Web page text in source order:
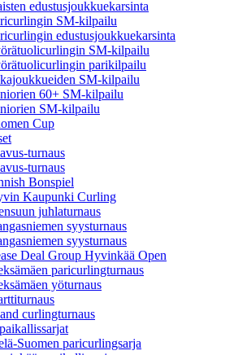
edustusjoukkuekarsinta
SM-kilpailu
edustusjoukkuekarsinta
SM-kilpailu
parikilpailu
SM-kilpailu
60+ SM-kilpailu
SM-kilpailu
Cup
turnaus
turnaus
Bonspiel
Kaupunki Curling
juhlaturnaus
syysturnaus
syysturnaus
Deal Group Hyvinkää Open
paricurlingturnaus
yöturnaus
curlingturnaus
Suomen paricurlingsarja